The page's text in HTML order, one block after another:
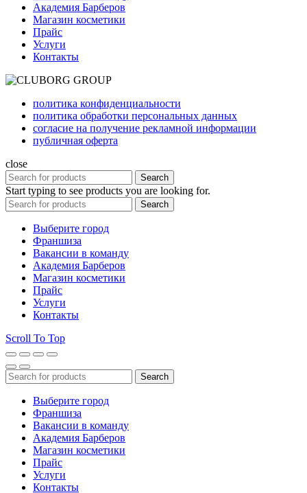
Академия Барберов
Магазин косметики
Прайс
Услуги
Контакты
политика конфиденциальности
политика обработки персональных данных
согласие на получение рекламной информации
публичная оферта
close
Search
Start typing to see products you are looking for.
Search
Выберите город
Франшиза
Вакансии в команду
Академия Барберов
Магазин косметики
Прайс
Услуги
Контакты
Scroll To Top
Search
Выберите город
Франшиза
Вакансии в команду
Академия Барберов
Магазин косметики
Прайс
Услуги
Контакты